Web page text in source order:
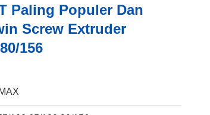
Paling Populer Dan
Screw Extruder
156